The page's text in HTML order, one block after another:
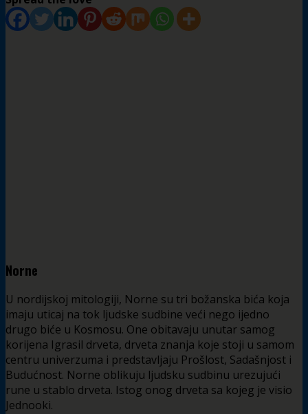
Norne
U nordijskoj mitologiji, Norne su tri božanska bića koja
imaju uticaj na tok ljudske sudbine veći nego ijedno
drugo biće u Kosmosu. One obitavaju unutar samog
korijena Igrasil drveta, drveta znanja koje stoji u samom
centru univerzuma i predstavljaju Prošlost, Sadašnjost i
Budućnost. Norne oblikuju ljudsku sudbinu urezujući
rune u stablo drveta. Istog onog drveta sa kojeg je visio
Jednooki.